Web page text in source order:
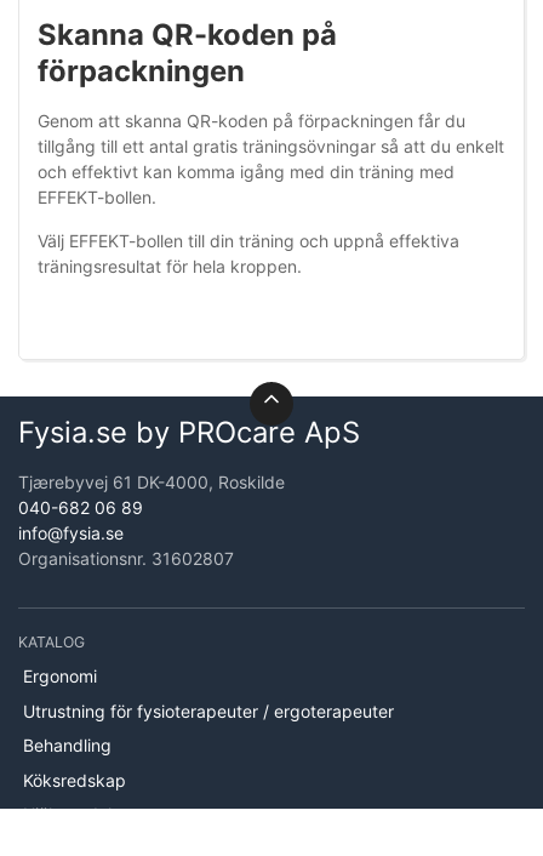
Skanna QR-koden på
förpackningen
Genom att skanna QR-koden på förpackningen får du
tillgång till ett antal gratis träningsövningar så att du enkelt
och effektivt kan komma igång med din träning med
EFFEKT-bollen.
Välj EFFEKT-bollen till din träning och uppnå effektiva
träningsresultat för hela kroppen.
Fysia.se by PROcare ApS
Tjærebyvej 61 DK-4000, Roskilde
040-682 06 89
info@fysia.se
Organisationsnr. 31602807
KATALOG
Ergonomi
Utrustning för fysioterapeuter / ergoterapeuter
Behandling
Köksredskap
Hjälpmedel